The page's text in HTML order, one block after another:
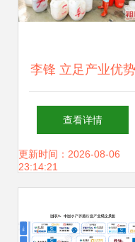
李锋 立足产业优势
推动海南陵水现代
高质渔牧产业
查看详情
更新时间：2026-08-06
23:14:21